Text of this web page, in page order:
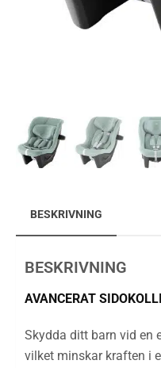
BESKRIVNING
BESKRIVNING
AVANCERAT
Skydda ditt barn vid en
vilket minskar kraften i